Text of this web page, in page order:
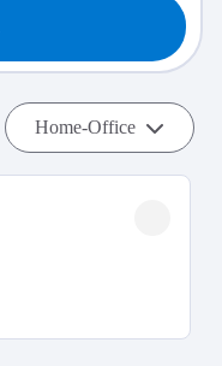
Home-Office